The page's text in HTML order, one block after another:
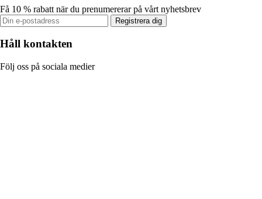
Få 10 % rabatt när du prenumererar på vårt nyhetsbrev
Registrera dig
Håll kontakten
Följ oss på sociala medier